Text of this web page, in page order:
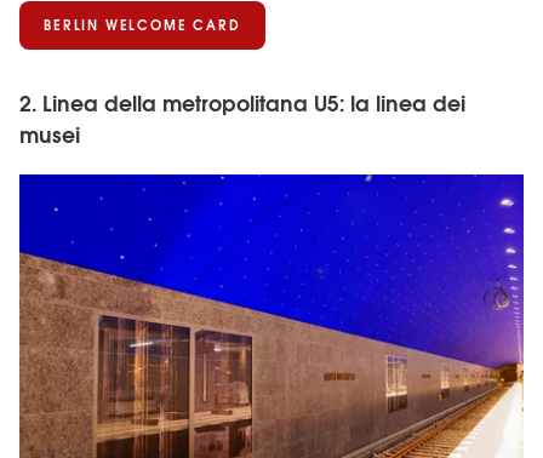
BERLIN WELCOME CARD
2. Linea della metropolitana U5: la linea dei
musei